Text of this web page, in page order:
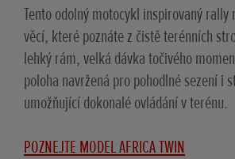
Tento odolný motocykl inspirovaný rally
věcí, které poznáte z čistě terénních
lehký rám, velká dávka točivého
poloha navržená pro pohodlné sezení i
umožňující dokonalé ovládání v terénu.
POZNEJTE MODEL AFRICA TWIN